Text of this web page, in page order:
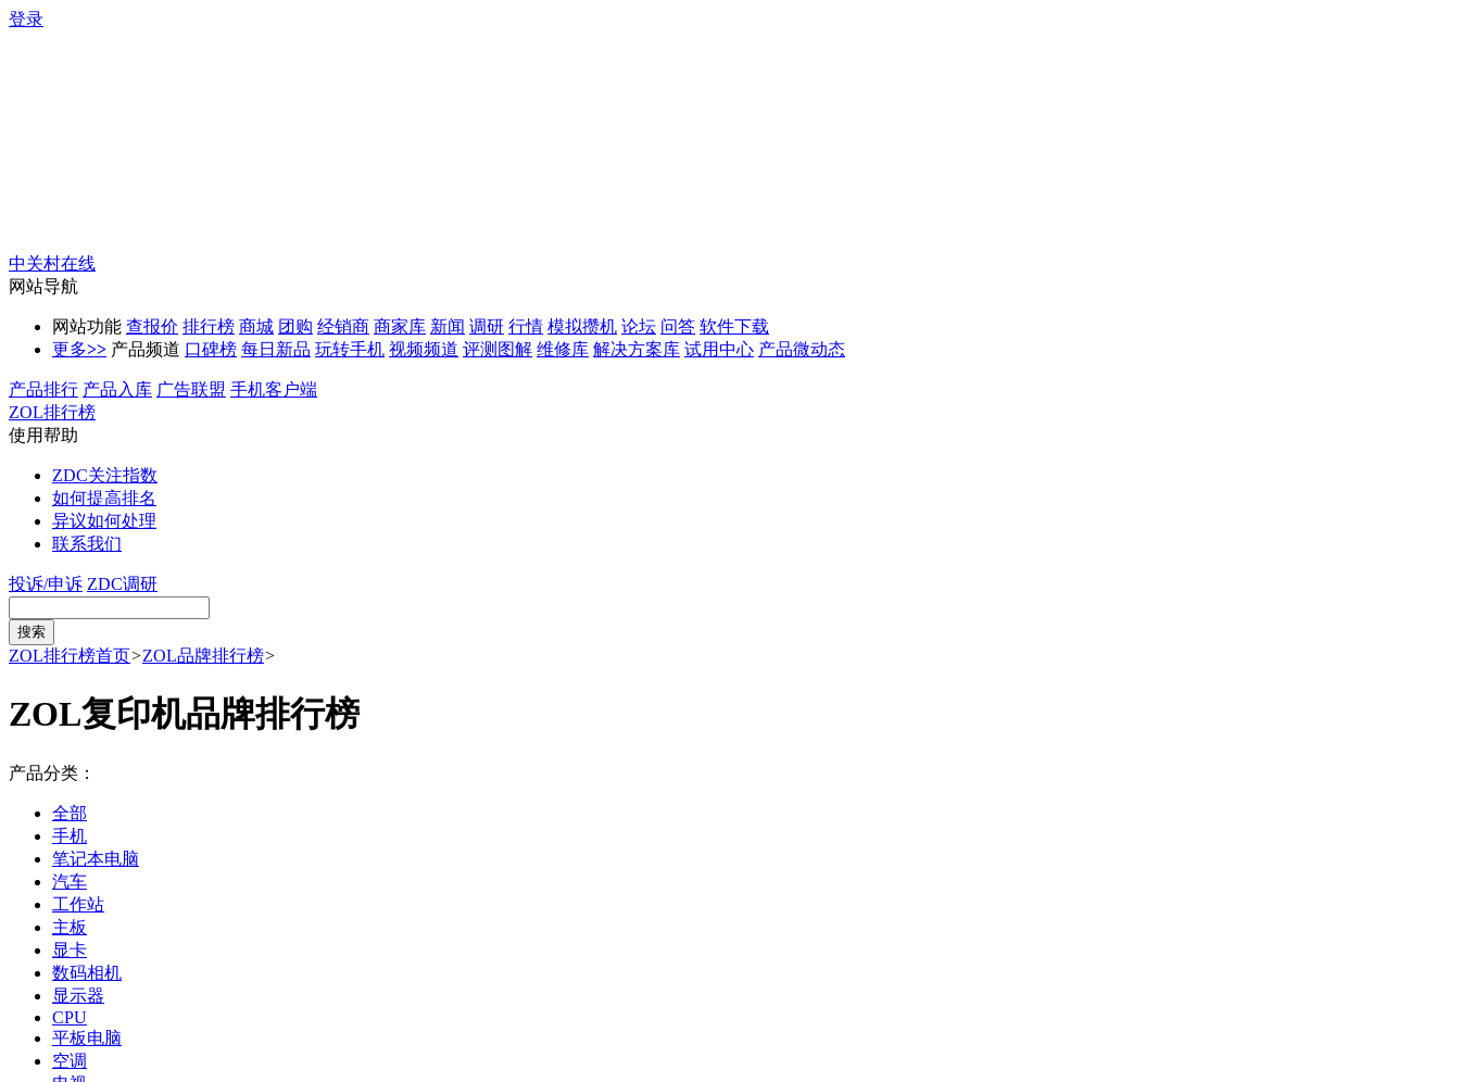
登录
中关村在线
网站导航
网站功能 查报价 排行榜 商城 团购 经销商 商家库 新闻 调研 行情 模拟攒机 论坛 问答 软件下载
更多>> 产品频道 口碑榜 每日新品 玩转手机 视频频道 评测图解 维修库 解决方案库 试用中心 产品微动态
产品排行 产品入库 广告联盟 手机客户端
ZOL排行榜
使用帮助
ZDC关注指数
如何提高排名
异议如何处理
联系我们
投诉/申诉 ZDC调研
ZOL排行榜首页>ZOL品牌排行榜>
ZOL复印机品牌排行榜
产品分类：
全部
手机
笔记本电脑
汽车
工作站
主板
显卡
数码相机
显示器
CPU
平板电脑
空调